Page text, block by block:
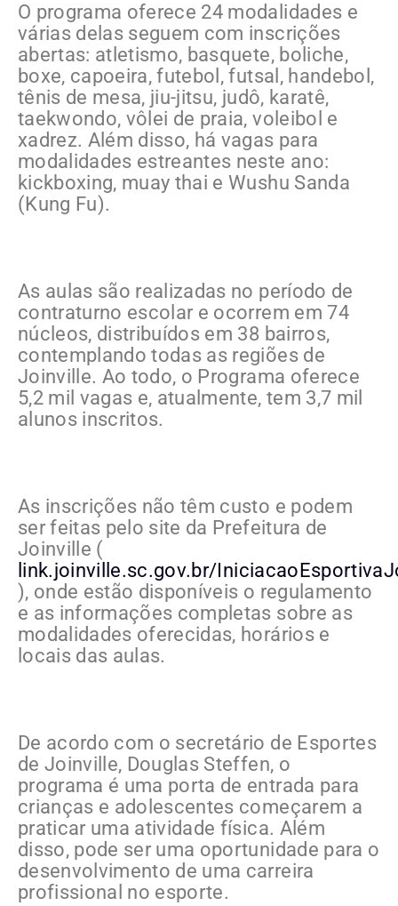
O programa oferece 24 modalidades e
várias delas seguem com inscrições
abertas: atletismo, basquete, boliche,
boxe, capoeira, futebol, futsal, handebol,
tênis de mesa, jiu-jitsu, judô, karatê,
taekwondo, vôlei de praia, voleibol e
xadrez. Além disso, há vagas para
modalidades estreantes neste ano:
kickboxing, muay thai e Wushu Sanda
(Kung Fu).
As aulas são realizadas no período de
contraturno escolar e ocorrem em 74
núcleos, distribuídos em 38 bairros,
contemplando todas as regiões de
Joinville. Ao todo, o Programa oferece
5,2 mil vagas e, atualmente, tem 3,7 mil
alunos inscritos.
As inscrições não têm custo e podem
ser feitas pelo site da Prefeitura de
Joinville (
link.joinville.sc.gov.br/
), onde estão disponíveis o regulamento
e as informações completas sobre as
modalidades oferecidas, horários e
locais das aulas.
De acordo com o secretário de Esportes
de Joinville, Douglas Steffen, o
programa é uma porta de entrada para
crianças e adolescentes começarem a
praticar uma atividade física. Além
disso, pode ser uma oportunidade para o
desenvolvimento de uma carreira
profissional no esporte.